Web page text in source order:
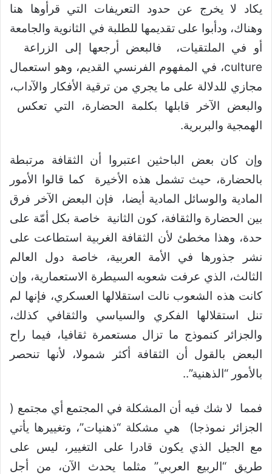
يكاد لا يخرج عن حدود التعريفات التي قرأوها هنا
وهناك، ودأبوا على تقديمها للطلبة في الثانوية والجامعة
أو في الملتقيات، فالبعض أرجعها إلى الزراعة
culture، في المفهوم الفرنسي القديم، وهو استعمال
مجازي للدلالة على ما يجري من ترقية الأفكار والآداب،
والبعض الآخر قابلها بكلمة الحضارة، التي تعكس
الهمجية والبربرية.
وإن كان بعض الباحثين اعتبروا أن الثقافة مرتبطة
بالحضارة، حيث تشمل هذه الأخيرة كما قالوا الأمور
المادية والوسائل المادية أيضا، فإن البعض الآخر فرق
بين الحضارة والثقافة، كون الثانية خاصة بكل أمّة على
حدة، وهذا مخطئ لأن الثقافة الغربية استطاعت على
نشر جذورها في الأمة العربية، خاصة دول العالم
الثالث، الذي عرفت شعوبه السيطرة الاستعمارية، وإن
كانت هذه الشعوب نالت استقلالها العسكري، فإنها لم
تنل استقلالها الفكري والسياسي والثقافي كذلك،
والجزائر كنموذج ما تزال مستعمرة ثقافيا، فيما راح
البعض بالقول أن الثقافة أكثر شمولا، لأنها تنحصر
بالأمور “الذهنية”..
فمما لا شك فيه أن المشكلة في المجتمع أي مجتمع (
الجزائر نموذجا) هي مشكلة “ذهنيات”، وتغييرها يأتي
مع الجيل الذي يكون قادرا على التغيير، ليس على
طريق “الربيع العربي” مثلما يحدث الآن، من أجل